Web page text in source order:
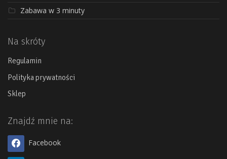
Zabawa w 3 minuty
Na skróty
Regulamin
Polityka prywatności
Sklep
Znajdź mnie na:
Facebook